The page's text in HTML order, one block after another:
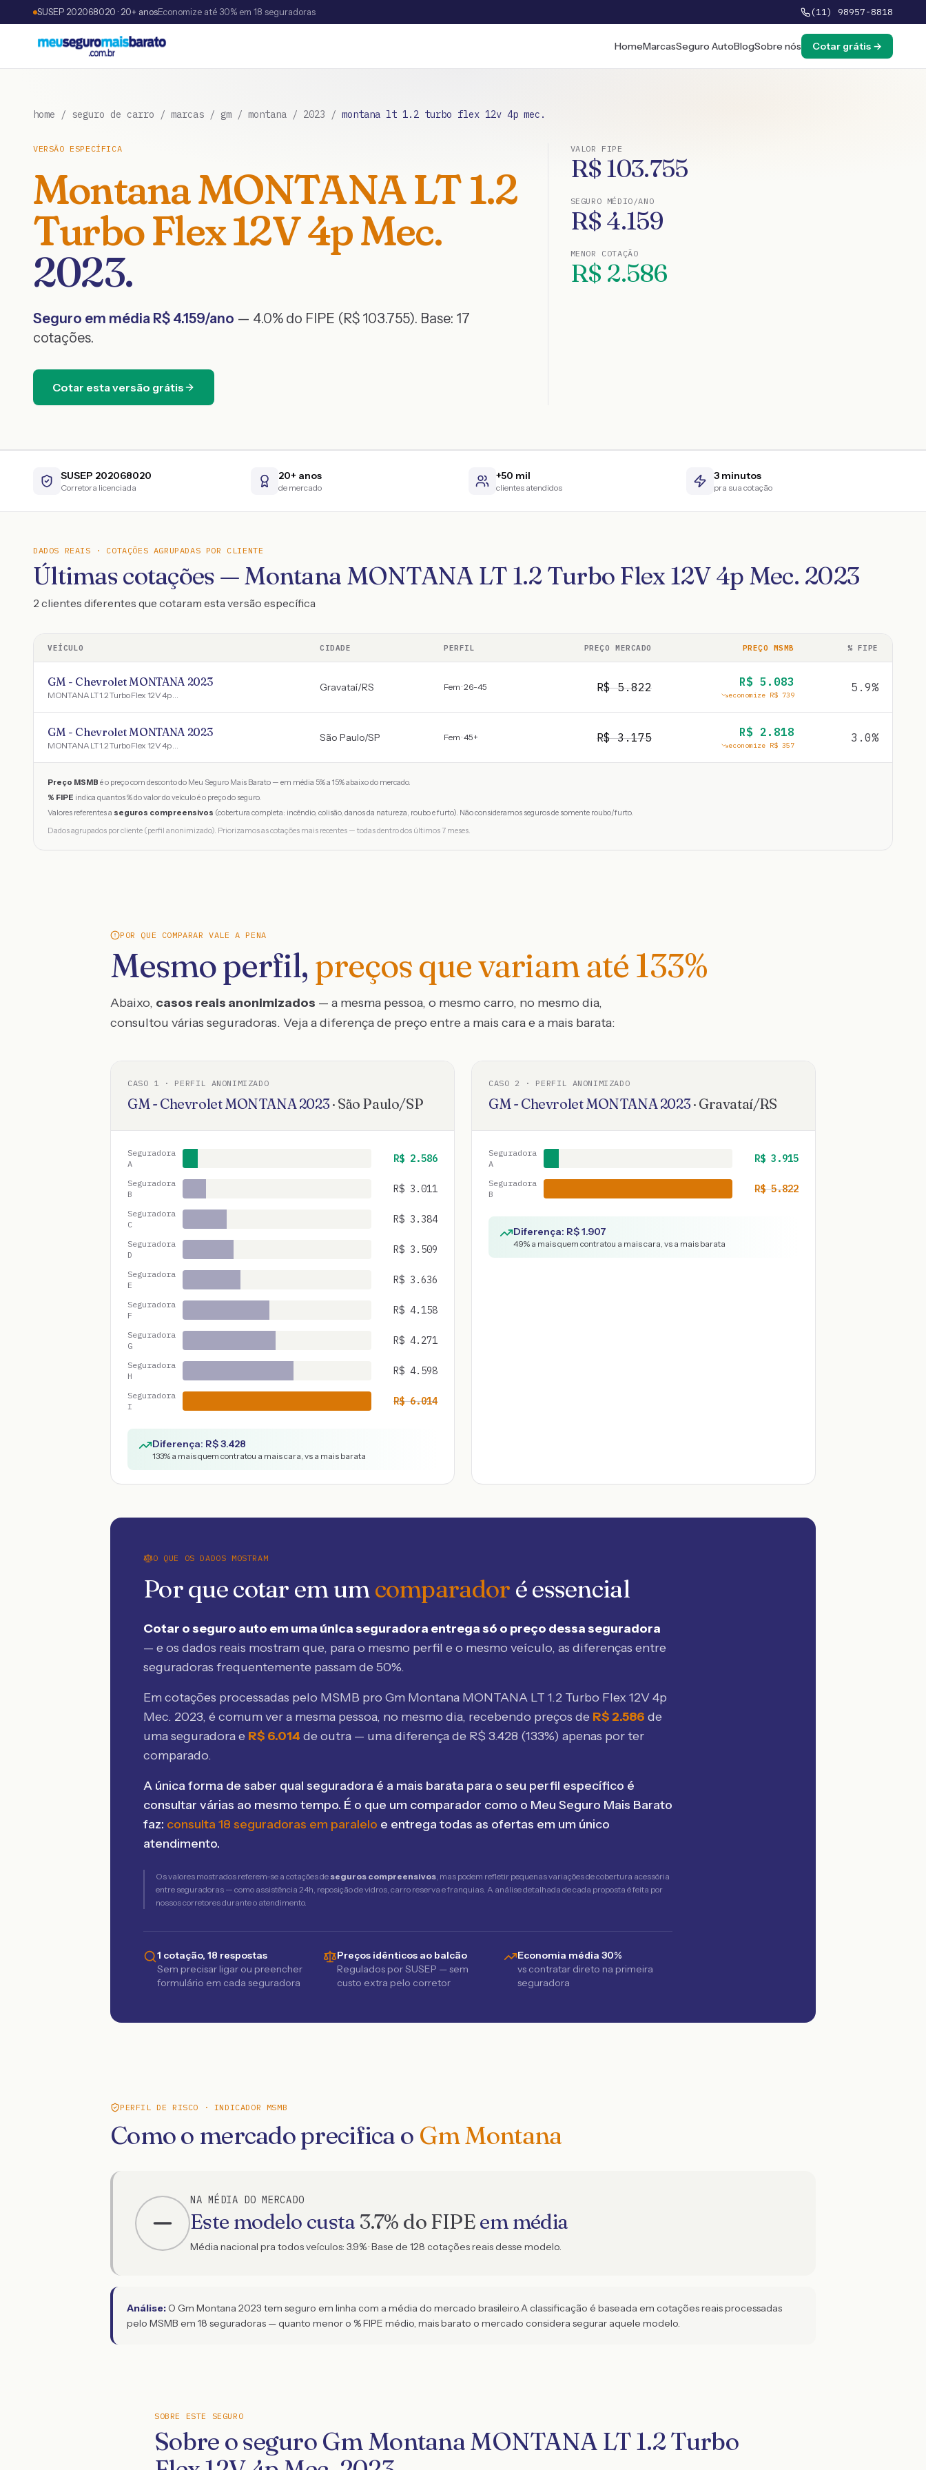
SUSEP 202068020 · 20+ anosEconomize até 30% em 18 seguradoras (11) 98957-8818
HomeMarcasSeguro AutoBlogSobre nós Cotar grátis →
home / seguro de carro / marcas / gm / montana / 2023 / montana lt 1.2 turbo flex 12v 4p mec.
VERSÃO ESPECÍFICA
MontanaMONTANA LT 1.2
Turbo Flex 12V 4p Mec.
2023.
Seguro em média R$ 4.159/ano — 4.0% do FIPE (R$ 103.755). Base: 17
cotações.
Cotar esta versão grátis
VALOR FIPE
R$ 103.755
SEGURO MÉDIO/ANO
R$ 4.159
MENOR COTAÇÃO
R$ 2.586
SUSEP 202068020
Corretora licenciada
20+ anos
de mercado
+50 mil
clientes atendidos
3 minutos
pra sua cotação
DADOS REAIS · COTAÇÕES AGRUPADAS POR CLIENTE
Últimas cotações — Montana MONTANA LT 1.2 Turbo Flex 12V 4p Mec. 2023
2 clientes diferentes que cotaram esta versão específica
VEÍCULO CIDADE PERFIL PREÇO MERCADO PREÇO MSMB % FIPE
GM - Chevrolet MONTANA 2023
MONTANA LT 1.2 Turbo Flex 12V 4p Mec.
Gravataí/RS Fem · 26-45 R$5.822 R$ 5.083
economize R$ 739
5.9%
GM - Chevrolet MONTANA 2023
MONTANA LT 1.2 Turbo Flex 12V 4p Mec.
São Paulo/SP Fem · 45+ R$3.175 R$ 2.818
economize R$ 357
3.0%
Preço MSMB é o preço com desconto do Meu Seguro Mais Barato — em média 5% a 15% abaixo do mercado.
% FIPE indica quantos % do valor do veículo é o preço do seguro.
Valores referentes a seguros compreensivos (cobertura completa: incêndio, colisão, danos da natureza, roubo e furto). Não consideramos seguros de somente roubo/furto.
Dados agrupados por cliente (perfil anonimizado). Priorizamos as cotações mais recentes — todas dentro dos últimos 7 meses.
POR QUE COMPARAR VALE A PENA
Mesmo perfil, preços que variam até 133%
Abaixo, casos reais anonimizados — a mesma pessoa, o mesmo carro, no mesmo dia,
consultou várias seguradoras. Veja a diferença de preço entre a mais cara e a mais barata:
CASO 1 · PERFIL ANONIMIZADO
GM - ChevroletMONTANA2023· São Paulo/SP
Seguradora
A
R$ 2.586
Seguradora
B
R$ 3.011
Seguradora
C
R$ 3.384
Seguradora
D
R$ 3.509
Seguradora
E
R$ 3.636
Seguradora
F
R$ 4.158
Seguradora
G
R$ 4.271
Seguradora
H
R$ 4.598
Seguradora
I
R$6.014
Diferença: R$3.428
133% a mais quem contratou a mais cara, vs a mais barata
CASO 2 · PERFIL ANONIMIZADO
GM - ChevroletMONTANA2023· Gravataí/RS
Seguradora
A
R$ 3.915
Seguradora
B
R$5.822
Diferença: R$1.907
49% a mais quem contratou a mais cara, vs a mais barata
O QUE OS DADOS MOSTRAM
Por que cotar em umcomparador é essencial
Cotar o seguro auto em uma única seguradora entrega só o preço dessa seguradora
— e os dados reais mostram que, para o mesmo perfil e o mesmo veículo, as diferenças entre
seguradoras frequentemente passam de 50%.
Em cotações processadas pelo MSMB pro Gm Montana MONTANA LT 1.2 Turbo Flex 12V 4p
Mec. 2023, é comum ver a mesma pessoa, no mesmo dia, recebendo preços de R$ 2.586 de
uma seguradora e R$ 6.014 de outra — uma diferença de R$ 3.428 (133%) apenas por ter
comparado.
A única forma de saber qual seguradora é a mais barata para o seu perfil específico é
consultar várias ao mesmo tempo. É o que um comparador como o Meu Seguro Mais Barato
faz: consulta 18 seguradoras em paralelo e entrega todas as ofertas em um único
atendimento.
Os valores mostrados referem-se a cotações de seguros compreensivos, mas podem refletir pequenas variações de cobertura acessória
entre seguradoras — como assistência 24h, reposição de vidros, carro reserva e franquias. A análise detalhada de cada proposta é feita por
nossos corretores durante o atendimento.
1 cotação, 18 respostas
Sem precisar ligar ou preencher
formulário em cada seguradora
Preços idênticos ao balcão
Regulados por SUSEP — sem
custo extra pelo corretor
Economia média 30%
vs contratar direto na primeira
seguradora
PERFIL DE RISCO · INDICADOR MSMB
Como o mercado precifica o Gm Montana
NA MÉDIA DO MERCADO
Este modelo custa 3.7% do FIPEem média
Média nacional pra todos veículos: 3.9% · Base de 128 cotações reais desse modelo.
Análise: O Gm Montana 2023 tem seguro em linha com a média do mercado brasileiro.A classificação é baseada em cotações reais processadas
pelo MSMB em 18 seguradoras — quanto menor o % FIPE médio, mais barato o mercado considera segurar aquele modelo.
SOBRE ESTE SEGURO
Sobre o seguro Gm Montana MONTANA LT 1.2 Turbo